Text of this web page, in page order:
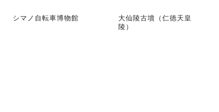
シマノ自転車博物館
大仙陵古墳（仁徳天皇
陵）